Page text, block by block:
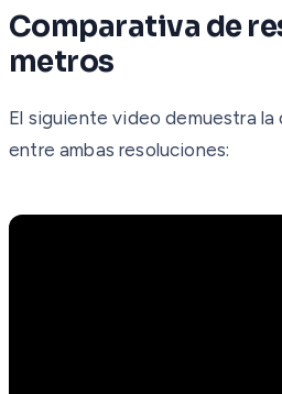
Comparativa de
metros
El siguiente video demuestra
entre ambas resoluciones: